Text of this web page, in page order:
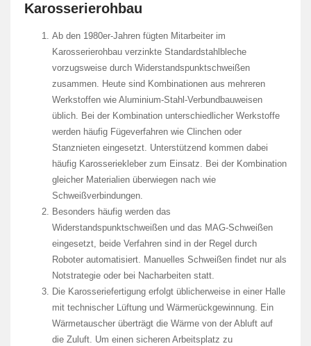
Karosserierohbau
Ab den 1980er-Jahren fügten Mitarbeiter im
Karosserierohbau verzinkte Standardstahlbleche
vorzugsweise durch Widerstandspunktschweißen
zusammen. Heute sind Kombinationen aus mehreren
Werkstoffen wie Aluminium-Stahl-Verbundbauweisen
üblich. Bei der Kombination unterschiedlicher Werkstoffe
werden häufig Fügeverfahren wie Clinchen oder
Stanznieten eingesetzt. Unterstützend kommen dabei
häufig Karosseriekleber zum Einsatz. Bei der Kombination
gleicher Materialien überwiegen nach wie
Schweißverbindungen.
Besonders häufig werden das
Widerstandspunktschweißen und das MAG-Schweißen
eingesetzt, beide Verfahren sind in der Regel durch
Roboter automatisiert. Manuelles Schweißen findet nur als
Notstrategie oder bei Nacharbeiten statt.
Die Karosseriefertigung erfolgt üblicherweise in einer Halle
mit technischer Lüftung und Wärmerückgewinnung. Ein
Wärmetauscher überträgt die Wärme von der Abluft auf
die Zuluft. Um einen sicheren Arbeitsplatz zu